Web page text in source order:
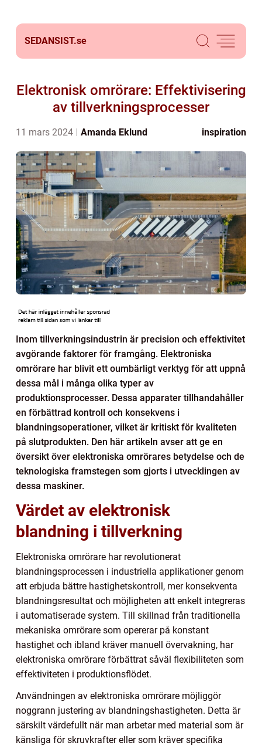
SEDANSIST.se
Elektronisk omrörare: Effektivisering
av tillverkningsprocesser
11 mars 2024 Amanda Eklund inspiration
Inom tillverkningsindustrin är precision och effektivitet
avgörande faktorer för framgång. Elektroniska
omrörare har blivit ett oumbärligt verktyg för att uppnå
dessa mål i många olika typer av
produktionsprocesser. Dessa apparater tillhandahåller
en förbättrad kontroll och konsekvens i
blandningsoperationer, vilket är kritiskt för kvaliteten
på slutprodukten. Den här artikeln avser att ge en
översikt över elektroniska omrörares betydelse och de
teknologiska framstegen som gjorts i utvecklingen av
dessa maskiner.
Värdet av elektronisk
blandning i tillverkning
Elektroniska omrörare har revolutionerat
blandningsprocessen i industriella applikationer genom
att erbjuda bättre hastighetskontroll, mer konsekventa
blandningsresultat och möjligheten att enkelt integreras
i automatiserade system. Till skillnad från traditionella
mekaniska omrörare som opererar på konstant
hastighet och ibland kräver manuell övervakning, har
elektroniska omrörare förbättrat såväl flexibiliteten som
effektiviteten i produktionsflödet.
Användningen av elektroniska omrörare möjliggör
noggrann justering av blandningshastigheten. Detta är
särskilt värdefullt när man arbetar med material som är
känsliga för skruvkrafter eller som kräver specifika